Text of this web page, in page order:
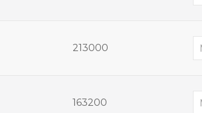
213000
163200